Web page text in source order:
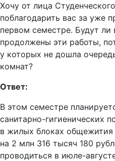
Хочу от лица
поблагодарить вас за уже
первом семестре. Будут
продолжены эти работы,
у которых не дошла
комнат?
Ответ:
В этом семестре
санитарно-гигиенических
в жилых блоках общежития
на 2 млн 316 тысяч 180
проводиться в июле-